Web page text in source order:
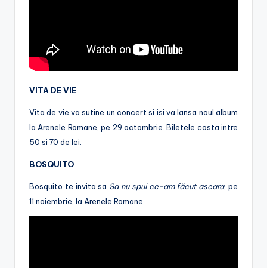
VITA DE VIE
Vita de vie va sutine un concert si isi va lansa noul album
la Arenele Romane, pe 29 octombrie. Biletele costa intre
50 si 70 de lei.
BOSQUITO
Bosquito te invita sa Sa nu spui ce-am făcut aseara, pe
11 noiembrie, la Arenele Romane.